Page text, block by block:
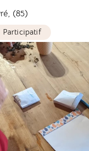
(85)
Participatif
la Gataudière